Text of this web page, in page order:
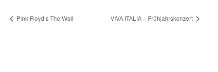
Pink Floyd’s The Wall VIVA ITALIA – Frühjahrskonzert